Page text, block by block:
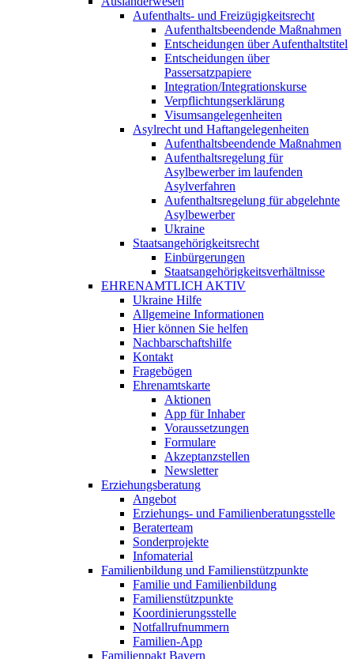
Aufenthalts- und Freizügigkeitsrecht
Aufenthaltsbeendende Maßnahmen
Entscheidungen über Aufenthaltstitel
Entscheidungen über
Passersatzpapiere
Integration/Integrationskurse
Verpflichtungserklärung
Visumsangelegenheiten
Asylrecht und Haftangelegenheiten
Aufenthaltsbeendende Maßnahmen
Aufenthaltsregelung für
Asylbewerber im laufenden
Asylverfahren
Aufenthaltsregelung für abgelehnte
Asylbewerber
Ukraine
Staatsangehörigkeitsrecht
Einbürgerungen
Staatsangehörigkeitsverhältnisse
EHRENAMTLICH AKTIV
Ukraine Hilfe
Allgemeine Informationen
Hier können Sie helfen
Nachbarschaftshilfe
Kontakt
Fragebögen
Ehrenamtskarte
Aktionen
App für Inhaber
Voraussetzungen
Formulare
Akzeptanzstellen
Newsletter
Erziehungsberatung
Angebot
Erziehungs- und Familienberatungsstelle
Beraterteam
Sonderprojekte
Infomaterial
Familienbildung und Familienstützpunkte
Familie und Familienbildung
Familienstützpunkte
Koordinierungsstelle
Notfallrufnummern
Familien-App
Familienpakt Bayern